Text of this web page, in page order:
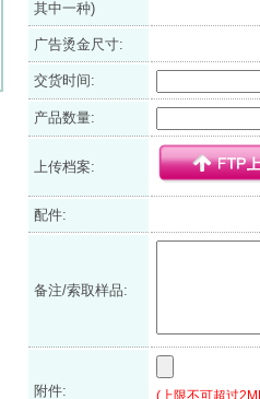
其中一种)
广告烫金尺寸:
交货时间:
产品数量:
上传档案:
配件:
备注/索取样品:
附件: (上限不可超过